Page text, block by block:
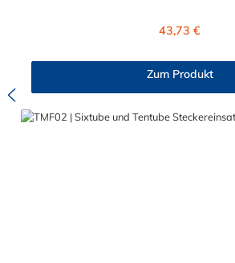
Regulärer Preis:
43,73 €
Zum Produkt